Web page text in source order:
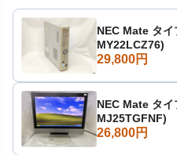
NEC Mate タ
MY22LCZ76)
29,800円
NEC Mate タ
MJ25TGFNF)
26,800円